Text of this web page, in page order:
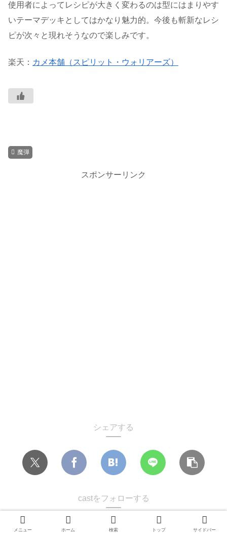
使用者によってレシピが大きく変わるのは型にはまりやす
いテーマデッキとしてはかなり魅力的。今後も斬新なレシ
ピが次々と現れそうなので楽しみです。
楽天： カメ本舗（スピリット・ウォリアーズ）
魔弾
スポンサーリンク
シェアする
castをフォローする
メニュー ホーム 検索 トップ サイドバー